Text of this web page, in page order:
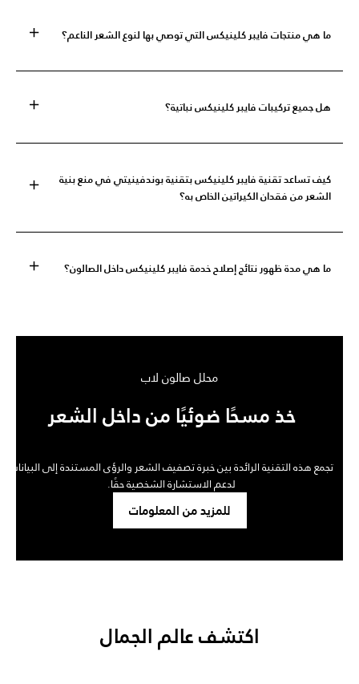
ما هي منتجات فايبر كلينيكس التي توصي بها لنوع الشعر الناعم؟
هل جميع تركيبات فايبر كلينيكس نباتية؟
كيف تساعد تقنية فايبر كلينيكس بتقنية بوندفينيتي في منع بنية
الشعر من فقدان الكيراتين الخاص به؟
ما هي مدة ظهور نتائج إصلاح خدمة فايبر كلينيكس داخل الصالون؟
محلل صالون لاب
خذ مسحًا ضوئيًا من داخل الشعر
تجمع هذه التقنية الرائدة بين خبرة تصفيف الشعر والرؤى المستندة إلى البيانات
لدعم الاستشارة الشخصية حقًا.
للمزيد من المعلومات
اكتشف عالم الجمال